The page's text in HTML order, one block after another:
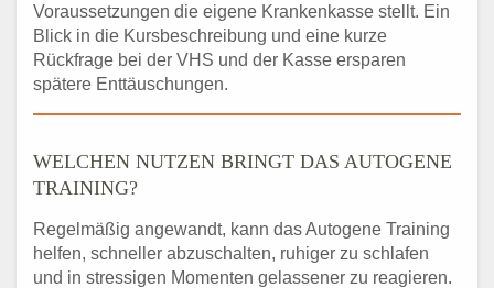
Voraussetzungen die eigene Krankenkasse stellt. Ein
Blick in die Kursbeschreibung und eine kurze
Rückfrage bei der VHS und der Kasse ersparen
spätere Enttäuschungen.
WELCHEN NUTZEN BRINGT DAS AUTOGENE
TRAINING?
Regelmäßig angewandt, kann das Autogene Training
helfen, schneller abzuschalten, ruhiger zu schlafen
und in stressigen Momenten gelassener zu reagieren.